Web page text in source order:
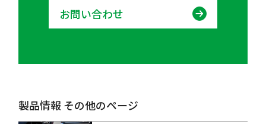
お問い合わせ
製品情報 その他のページ